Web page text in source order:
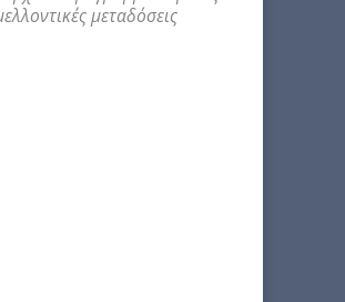
μεταδόσεις